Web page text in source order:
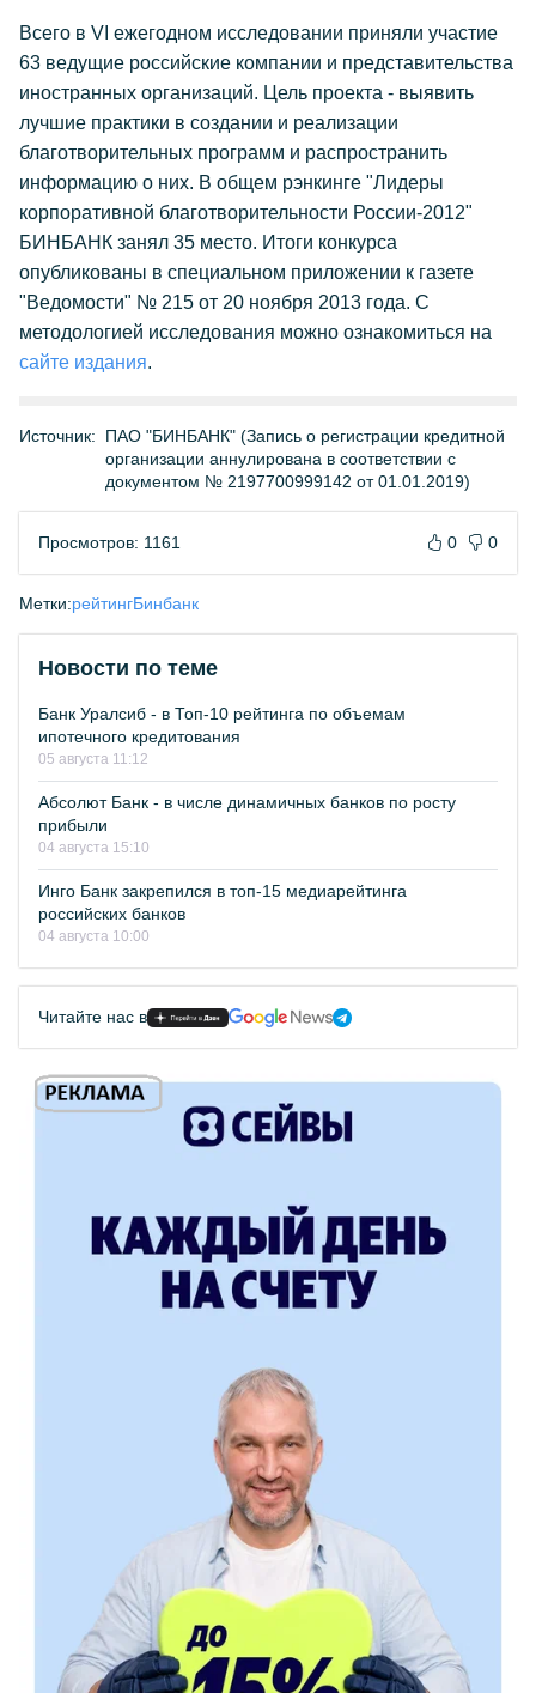
Всего в VI ежегодном исследовании приняли участие
63 ведущие российские компании и представительства
иностранных организаций. Цель проекта - выявить
лучшие практики в создании и реализации
благотворительных программ и распространить
информацию о них. В общем рэнкинге "Лидеры
корпоративной благотворительности России-2012"
БИНБАНК занял 35 место. Итоги конкурса
опубликованы в специальном приложении к газете
"Ведомости" № 215 от 20 ноября 2013 года. С
методологией исследования можно ознакомиться на
сайте издания.
Источник:
ПАО "БИНБАНК" (Запись о регистрации кредитной
организации аннулирована в соответствии с
документом № 2197700999142 от 01.01.2019)
Просмотров: 1161 0 0
Метки:рейтингБинбанк
Новости по теме
Банк Уралсиб - в Топ-10 рейтинга по объемам
ипотечного кредитования
05 августа 11:12
Абсолют Банк - в числе динамичных банков по росту
прибыли
04 августа 15:10
Инго Банк закрепился в топ-15 медиарейтинга
российских банков
04 августа 10:00
Читайте нас в